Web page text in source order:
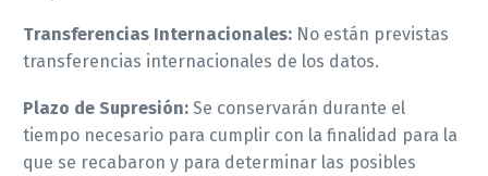
Transferencias Internacionales: No están previstas
transferencias internacionales de los datos.
Plazo de Supresión: Se conservarán durante el
tiempo necesario para cumplir con la finalidad para la
que se recabaron y para determinar las posibles